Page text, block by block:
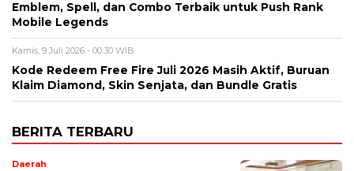
Emblem, Spell, dan Combo Terbaik untuk Push Rank
Mobile Legends
Kamis, 9 Juli 2026 - 00:30 WIB
Kode Redeem Free Fire Juli 2026 Masih Aktif, Buruan
Klaim Diamond, Skin Senjata, dan Bundle Gratis
BERITA TERBARU
Daerah